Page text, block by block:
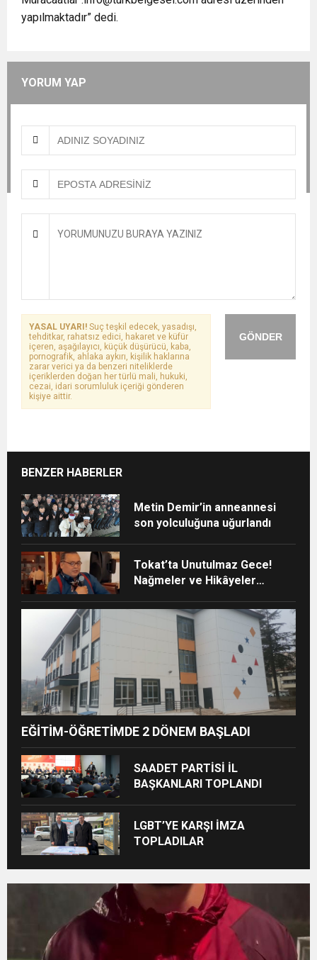
yapılmaktadır” dedi.
YORUM YAP
GÖNDER
YASAL UYARI! Suç teşkil edecek, yasadışı,
tehditkar, rahatsız edici, hakaret ve küfür
içeren, aşağılayıcı, küçük düşürücü, kaba,
pornografik, ahlaka aykırı, kişilik haklarına
zarar verici ya da benzeri niteliklerde
içeriklerden doğan her türlü mali, hukuki,
cezai, idari sorumluluk içeriği gönderen
kişiye aittir.
BENZER HABERLER
Metin Demir’in anneannesi
son yolculuğuna uğurlandı
Tokat’ta Unutulmaz Gece!
Nağmeler ve Hikâyeler
EĞİTİM-ÖĞRETİMDE 2 DÖNEM BAŞLADI
SAADET PARTİSİ İL
BAŞKANLARI TOPLANDI
LGBT’YE KARŞI İMZA
TOPLADILAR